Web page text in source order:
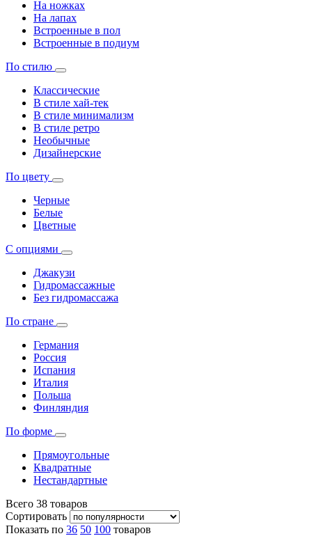
На ножках
На лапах
Встроенные в пол
Встроенные в подиум
По стилю
Классические
В стиле хай-тек
В стиле минимализм
В стиле ретро
Необычные
Дизайнерские
По цвету
Черные
Белые
Цветные
С опциями
Джакузи
Гидромассажные
Без гидромассажа
По стране
Германия
Россия
Испания
Италия
Польша
Финляндия
По форме
Прямоугольные
Квадратные
Нестандартные
Всего 38 товаров
Сортировать
Показать по 36 50 100 товаров